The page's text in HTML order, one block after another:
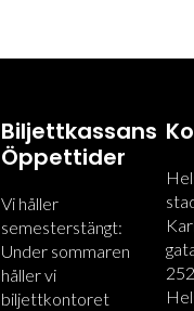
Biljettkassans
Öppettider
Vi håller
semesterstängt:
Under sommaren
håller vi
biljettkontoret